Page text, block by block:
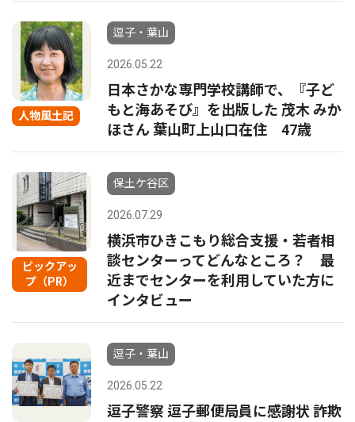
人物風土記
逗子・葉山
2026.05.22
日本さかな専門学校講師で、『子ど
もと海あそび』を出版した 茂木 みか
ほさん 葉山町上山口在住 47歳
ピックアッ
プ（PR）
保土ケ谷区
2026.07.29
横浜市ひきこもり総合支援・若者相
談センターってどんなところ？ 最
近までセンターを利用していた方に
インタビュー
逗子・葉山
2026.05.22
逗子警察 逗子郵便局員に感謝状 詐欺